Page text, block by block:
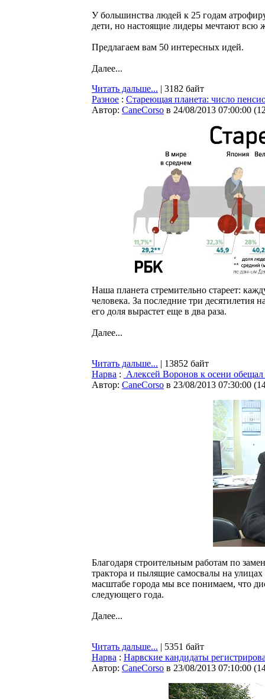
У большинства людей к 25 годам
дети, но настоящие лидеры мечтают всю
Предлагаем вам 50 интересных идей.
Далее...
Читать дальше... | 3182 байт
Разное : Стареющая планета: число
Автор: CaneCorso в 24/08/2013 07:00:00 (
Наша планета стремительно стареет:
человека. За последние три десятилетия
его доля вырастет еще в два раза.
Далее...
Читать дальше... | 13852 байт
Нарва : Алексей Воронов к осени обещал
Автор: CaneCorso в 23/08/2013 07:30:00 (
Благодаря строительным работам по
трактора и пылящие самосвалы на
масштабе города мы все понимаем, что
следующего года.
Далее...
Читать дальше... | 5351 байт
Нарва : Нарвские кандидаты
Автор: CaneCorso в 23/08/2013 07:10:00 (